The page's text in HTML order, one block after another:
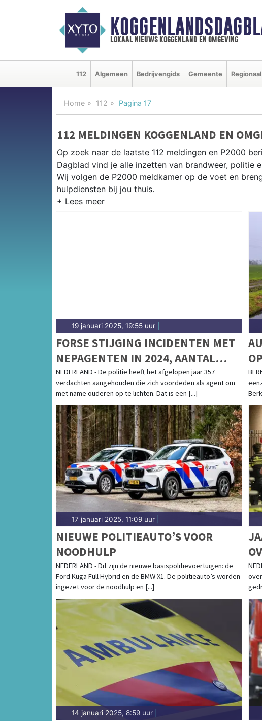
lokaal nieuws koggenland en omgeving
112 Algemeen Bedrijvengids Gemeente Regionaal
Home 112 Pagina 17
112 MELDINGEN KOGGENLAND EN
Op zoek naar de laatste 112 meldingen en P2000
Dagblad vind je alle inzetten van brandweer, politie
Wij volgen de P2000 meldkamer op de voet en
hulpdiensten bij jou thuis.
19 januari 2025, 19:55 uur
FORSE STIJGING INCIDENTEN MET
NEPAGENTEN IN 2024, AANTAL
AANHOUDINGEN VERDUBBELD
NEDERLAND - De politie heeft het afgelopen jaar 357
verdachten aangehouden die zich voordeden als agent om
met name ouderen op te lichten. Dat is een [...]
17 januari 2025, 11:09 uur
NIEUWE POLITIEAUTO’S VOOR
NOODHULP
NEDERLAND - Dit zijn de nieuwe basispolitievoertuigen: de
Ford Kuga Full Hybrid en de BMW X1. De politieauto’s worden
ingezet voor de noodhulp en [...]
14 januari 2025, 8:59 uur